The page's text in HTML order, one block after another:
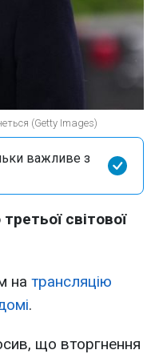
(Getty Images)
важливе з
світової
на трансляцію
.
що вторгнення